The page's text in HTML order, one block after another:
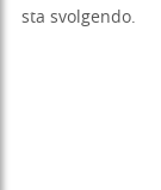
sta svolgendo.